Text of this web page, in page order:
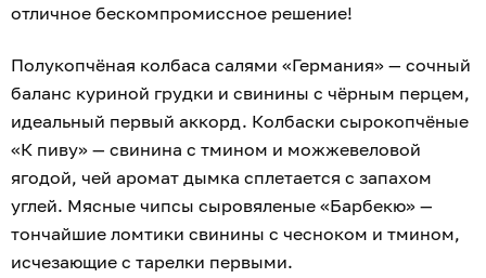
отличное бескомпромиссное решение!
Полукопчёная колбаса салями «Германия» — сочный
баланс куриной грудки и свинины с чёрным перцем,
идеальный первый аккорд. Колбаски сырокопчёные
«К пиву» — свинина с тмином и можжевеловой
ягодой, чей аромат дымка сплетается с запахом
углей. Мясные чипсы сыровяленые «Барбекю» —
тончайшие ломтики свинины с чесноком и тмином,
исчезающие с тарелки первыми.